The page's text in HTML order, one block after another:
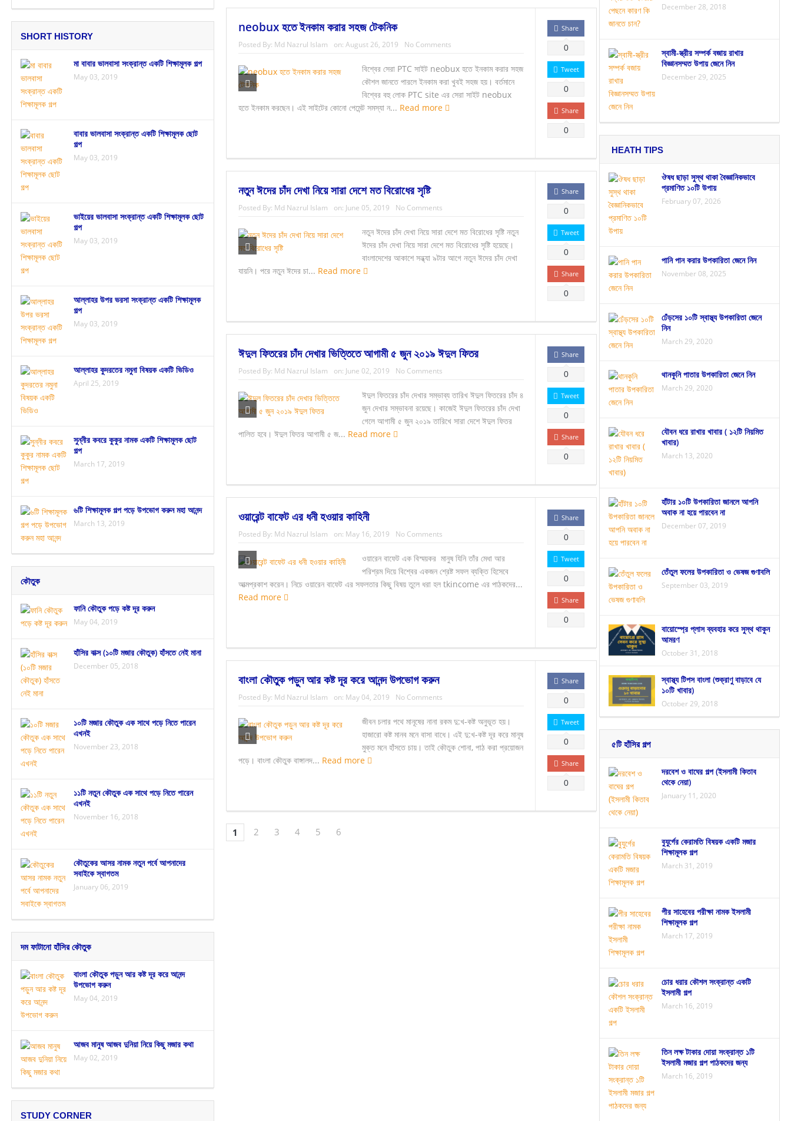
neobux হতে ইনকাম করার সহজ টেকনিক
Posted By: Md Nazrul Islam on: August 26, 2019 No Comments
বিশ্বের সেরা PTC সাইট neobux হতে ইনকাম করার সহজ
কৌশল জানতে পারলে ইনকাম করা খুবই সহজ হয়। বর্তমানে
বিশ্বের বহু লোক PTC site এর সেরা সাইট neobux
হতে ইনকাম করছেন। এই সাইটের কোনো পেমেন্ট সমস্যা ন... Read more
Share
0
Tweet
0
Share
0
নতুন ঈদের চাঁদ দেখা নিয়ে সারা দেশে মত বিরোধের সৃষ্টি
Posted By: Md Nazrul Islam on: June 05, 2019 No Comments
নতুন ঈদের চাঁদ দেখা নিয়ে সারা দেশে মত বিরোধের সৃষ্টি নতুন
ঈদের চাঁদ দেখা নিয়ে সারা দেশে মত বিরোধের সৃষ্টি হয়েছে।
বাংলাদেশের আকাশে সন্ধ্যা ৯টার আগে নতুন ঈদের চাঁদ দেখা
যায়নি। পরে নতুন ঈদের চা... Read more
Share
0
Tweet
0
Share
0
ঈদুল ফিতরের চাঁদ দেখার ভিত্তিতে আগামী ৫ জুন ২০১৯ ঈদুল ফিতর
Posted By: Md Nazrul Islam on: June 02, 2019 No Comments
ঈদুল ফিতরের চাঁদ দেখার সম্ভাব্য তারিখ ঈদুল ফিতরের চাঁদ ৪
জুন দেখার সম্ভাবনা রয়েছে। কাজেই ঈদুল ফিতরের চাঁদ দেখা
গেলে আগামী ৫ জুন ২০১৯ তারিখে সারা দেশে ঈদুল ফিতর
পালিত হবে। ঈদুল ফিতর আগামী ৫ জ... Read more
Share
0
Tweet
0
Share
0
ওয়ারেন্ট বাফেট এর ধনী হওয়ার কাহিনী
Posted By: Md Nazrul Islam on: May 16, 2019 No Comments
ওয়ারেন বাফেট এক বিস্ময়কর মানুষ যিনি তাঁর মেধা আর
পরিশ্রম দিয়ে বিশ্বের একজন শ্রেষ্ট সফল ব্যক্তি হিসেবে
আত্মপ্রকাশ করেন। নিচে ওয়ারেন বাফেট এর সফলতার কিছু বিষয় তুলে ধরা হল tkincome এর পাঠকদের...
Read more
Share
0
Tweet
0
Share
0
বাংলা কৌতুক পড়ুন আর কষ্ট দূর করে আনন্দ উপভোগ করুন
Posted By: Md Nazrul Islam on: May 04, 2019 No Comments
জীবন চলার পথে মানূষের নানা রকম দু:খ-কষ্ট অনুভূত হয়।
হাজারো কষ্ট মানব মনে বাসা বাধে। এই দু:খ-কষ্ট দূর করে মানূষ
মুক্ত মনে হাঁসতে চায়। তাই কৌতুক শোনা, পাঠ করা প্রয়োজন
পড়ে। বাংলা কৌতুক বাঙ্গালদ... Read more
Share
0
Tweet
0
Share
0
1 2 3 4 5 6
SHORT HISTORY
মা বাবার ভালবাসা সংক্রান্ত একটি শিক্ষামূলক গল্প
May 03, 2019
বাবার ভালবাসা সংক্রান্ত একটি শিক্ষামূলক ছোট
গল্প
May 03, 2019
ভাইয়ের ভালবাসা সংক্রান্ত একটি শিক্ষামূলক ছোট
গল্প
May 03, 2019
আল্লাহর উপর ভরসা সংক্রান্ত একটি শিক্ষামূলক
গল্প
May 03, 2019
আল্লাহর কুদরতের নমুনা বিষয়ক একটি ভিডিও
April 25, 2019
সুন্নীর কবরে কুকুর নামক একটি শিক্ষামূলক ছোট
গল্প
March 17, 2019
৬টি শিক্ষামূলক গল্প পড়ে উপভোগ করুন মহা আনন্দ
March 13, 2019
কৌতুক
ফানি কৌতুক পড়ে কষ্ট দূর করুন
May 04, 2019
হাঁসির বাক্স (১০টি মজার কৌতুক) হাঁসতে নেই মানা
December 05, 2018
১০টি মজার কৌতুক এক সাথে পড়ে নিতে পারেন
এখনই
November 23, 2018
১১টি নতুন কৌতুক এক সাথে পড়ে নিতে পারেন
এখনই
November 16, 2018
কৌতুকের আসর নামক নতুন পর্বে আপনাদের
সবাইকে স্বাগতম
January 06, 2019
দম ফাটানো হাঁসির কৌতুক
বাংলা কৌতুক পড়ুন আর কষ্ট দূর করে আনন্দ
উপভোগ করুন
May 04, 2019
আজব মানুষ আজব দুনিয়া নিয়ে কিছু মজার কথা
May 02, 2019
STUDY CORNER
December 28, 2018
স্বামী-স্ত্রীর সম্পর্ক বজায় রাখার
বিজ্ঞানসম্মত উপায় জেনে নিন
December 29, 2025
HEATH TIPS
ঔষধ ছাড়া সুস্থ থাকা বৈজ্ঞানিকভাবে
প্রমাণিত ১০টি উপায়
February 07, 2026
পানি পান করার উপকারিতা জেনে নিন
November 08, 2025
ঢেঁড়সের ১০টি স্বাস্থ্য উপকারিতা জেনে
নিন
March 29, 2020
থানকুনি পাতার উপকারিতা জেনে নিন
March 29, 2020
যৌবন ধরে রাখার খাবার ( ১২টি নিয়মিত
খাবার)
March 13, 2020
হাঁটার ১০টি উপকারিতা জানলে আপনি
অবাক না হয়ে পারবেন না
December 07, 2019
তেঁতুল ফলের উপকারিতা ও ভেষজ গুণাবলি
September 03, 2019
বায়োস্প্রে প্লাস ব্যবহার করে সুস্থ থাকুন
আমরণ
October 31, 2018
স্বাস্থ্য টিপস বাংলা (শুক্রাণু বাড়াবে যে
১০টি খাবার)
October 29, 2018
৫টি হাঁসির গল্প
দরবেশ ও বাঘের গল্প (ইসলামী কিতাব
থেকে নেয়া)
January 11, 2020
বুযুর্গের কেরামতি বিষয়ক একটি মজার
শিক্ষামূলক গল্প
March 31, 2019
পীর সাহেবের পরীক্ষা নামক ইসলামী
শিক্ষামূলক গল্প
March 17, 2019
চোর ধরার কৌশল সংক্রান্ত একটি
ইসলামী গল্প
March 16, 2019
তিন লক্ষ টাকার দোয়া সংক্রান্ত ১টি
ইসলামী মজার গল্প পাঠকদের জন্য
March 16, 2019